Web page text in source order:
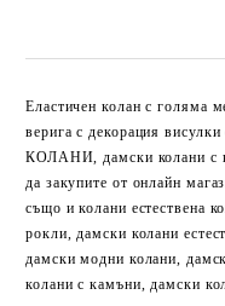
Еластичен колан с голяма
верига с декорация
КОЛАНИ, дамски колани с
да закупите от онлайн
също и колани естествена
рокли, дамски колани
дамски модни колани,
колани с камъни, дамски